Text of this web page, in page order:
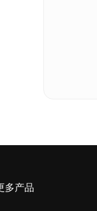
多产品